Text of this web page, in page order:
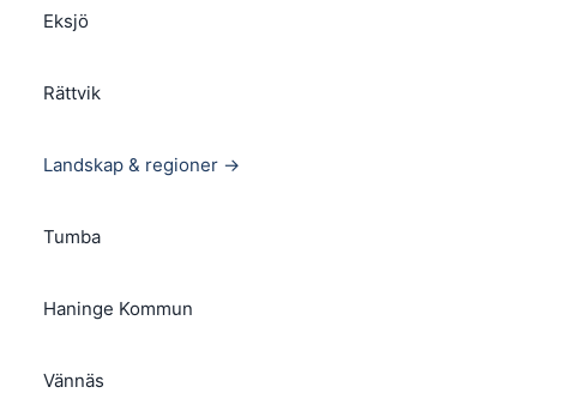
Eksjö
Rättvik
Landskap & regioner →
Tumba
Haninge Kommun
Vännäs